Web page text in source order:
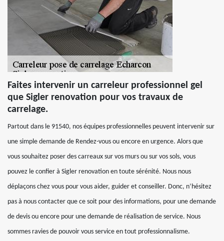
Faites intervenir un carreleur professionnel gel
que Sigler renovation pour vos travaux de
carrelage.
Partout dans le 91540, nos équipes professionnelles peuvent intervenir sur
une simple demande de Rendez-vous ou encore en urgence. Alors que
vous souhaitez poser des carreaux sur vos murs ou sur vos sols, vous
pouvez le confier à Sigler renovation en toute sérénité. Nous nous
déplaçons chez vous pour vous aider, guider et conseiller. Donc, n’hésitez
pas à nous contacter que ce soit pour des informations, pour une demande
de devis ou encore pour une demande de réalisation de service. Nous
sommes ravies de pouvoir vous service en tout professionnalisme.